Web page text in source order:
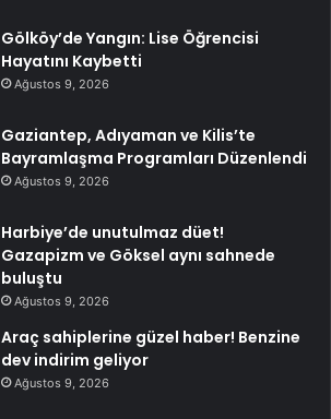
Gölköy’de Yangın: Lise Öğrencisi
Hayatını Kaybetti
Ağustos 9, 2026
Gaziantep, Adıyaman ve Kilis’te
Bayramlaşma Programları Düzenlendi
Ağustos 9, 2026
Harbiye’de unutulmaz düet!
Gazapizm ve Göksel aynı sahnede
buluştu
Ağustos 9, 2026
Araç sahiplerine güzel haber! Benzine
dev indirim geliyor
Ağustos 9, 2026